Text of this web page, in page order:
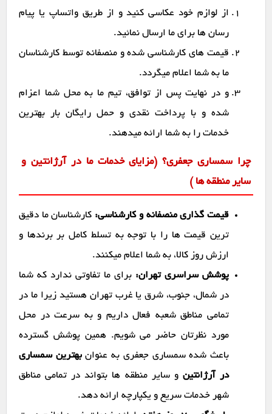
از لوازم خود عکاسی کنید و از طریق واتساپ یا پیام
رسان ها برای ما ارسال نمائید.
قیمت های کارشناسی شده و منصفانه توسط کارشناسان
ما به شما اعلام میگردد.
و در نهایت پس از توافق، تیم ما به محل شما اعزام
شده و با پرداخت نقدی و حمل رایگان بار بهترین
خدمات را به شما ارائه میدهند.
چرا سمساری جعفری؟ (مزایای خدمات ما در آرژانتین و
سایر منطقه ها )
قیمت گذاری منصفانه و کارشناسی: کارشناسان ما دقیق
ترین قیمت ها را با توجه به تسلط کامل بر برندها و
ارزش روز کالا، به شما اعلام میکنند.
پوشش سراسری تهران: برای ما تفاوتی ندارد که شما
در شمال، جنوب، شرق یا غرب تهران هستید زیرا ما در
تمامی مناطق شعبه فعال داریم و به سرعت در محل
مورد نظرتان حاضر می شویم. همین پوشش گسترده
باعث شده سمساری جعفری به عنوانبهترین سمساری
در آرژانتین و سایر منطقه ها بتواند در تمامی مناطق
شهر خدمات سریع و یکپارچه ارائه دهد.